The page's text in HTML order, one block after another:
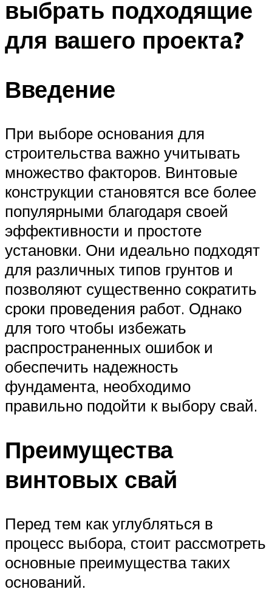
выбрать подходящие
для вашего проекта?
Введение
При выборе основания для
строительства важно учитывать
множество факторов. Винтовые
конструкции становятся все более
популярными благодаря своей
эффективности и простоте
установки. Они идеально подходят
для различных типов грунтов и
позволяют существенно сократить
сроки проведения работ. Однако
для того чтобы избежать
распространенных ошибок и
обеспечить надежность
фундамента, необходимо
правильно подойти к выбору свай.
Преимущества
винтовых свай
Перед тем как углубляться в
процесс выбора, стоит рассмотреть
основные преимущества таких
оснований.